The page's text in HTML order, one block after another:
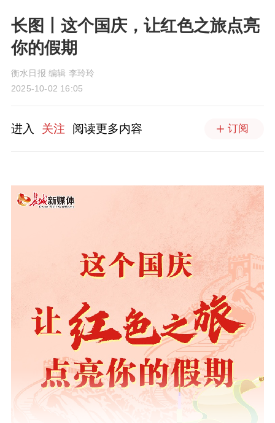
长图丨这个国庆，让红色之旅点亮
你的假期
衡水日报 编辑 李玲玲
2025-10-02 16:05
进入 关注 阅读更多内容 订阅